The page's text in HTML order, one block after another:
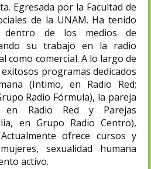
Egresada por la Facultad de
de la UNAM. Ha tenido
dentro de los medios de
su trabajo en la radio
como comercial. A lo largo de
programas dedicados
(Intimo, en Radio Red;
Radio Fórmula), la pareja
en Radio Red y Parejas
en Grupo Radio Centro),
ofrece cursos y
sexualidad humana
activo.